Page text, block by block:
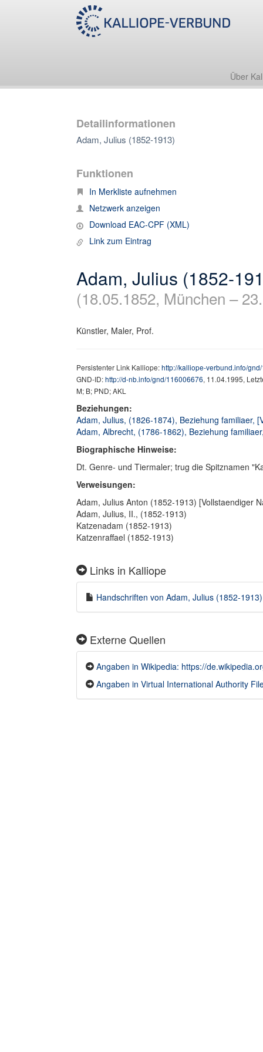
Über
Detailinformationen
Adam, Julius (1852-1913)
Funktionen
In Merkliste aufnehmen
Netzwerk anzeigen
Download EAC-CPF (XML)
Link zum Eintrag
Adam, Julius (1852-
(18.05.1852, München –
Künstler, Maler, Prof.
Persistenter Link Kalliope:http://kalliope-verbund.info/
GND-ID:http://d-nb.info/gnd/116006676, 11.04.1995,
M; B; PND; AKL
Beziehungen:
Adam, Julius, (1826-1874), Beziehung familiaer,
Adam, Albrecht, (1786-1862), Beziehung
Biographische Hinweise:
Dt. Genre- und Tiermaler; trug die Spitznamen
Verweisungen:
Adam, Julius Anton (1852-1913) [Vollstaendiger
Adam, Julius, II., (1852-1913)
Katzenadam (1852-1913)
Katzenraffael (1852-1913)
Links in Kalliope
Handschriften von Adam, Julius (1852-
Externe Quellen
Angaben in Wikipedia: https://
Angaben in Virtual International Authority